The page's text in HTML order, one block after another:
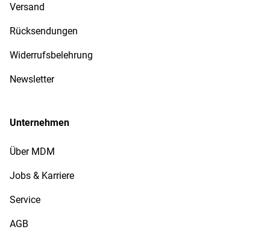
Versand
Rücksendungen
Widerrufsbelehrung
Newsletter
Unternehmen
Über MDM
Jobs & Karriere
Service
AGB